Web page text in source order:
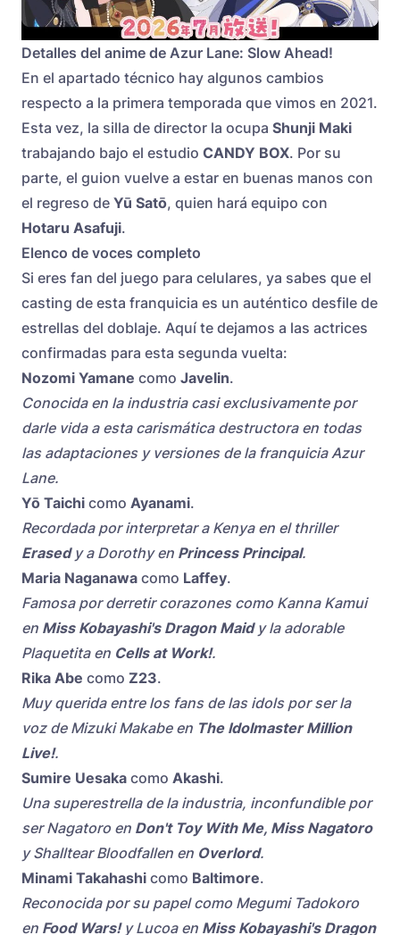
Detalles del anime de Azur Lane: Slow Ahead!
En el apartado técnico hay algunos cambios
respecto a la primera temporada que vimos en 2021.
Esta vez, la silla de director la ocupa Shunji Maki
trabajando bajo el estudio CANDY BOX. Por su
parte, el guion vuelve a estar en buenas manos con
el regreso de Yū Satō, quien hará equipo con
Hotaru Asafuji.
Elenco de voces completo
Si eres fan del juego para celulares, ya sabes que el
casting de esta franquicia es un auténtico desfile de
estrellas del doblaje. Aquí te dejamos a las actrices
confirmadas para esta segunda vuelta:
Nozomi Yamane como Javelin.
Conocida en la industria casi exclusivamente por
darle vida a esta carismática destructora en todas
las adaptaciones y versiones de la franquicia Azur
Lane.
Yō Taichi como Ayanami.
Recordada por interpretar a Kenya en el thriller
Erasedy a Dorothy en Princess Principal.
Maria Naganawa como Laffey.
Famosa por derretir corazones como Kanna Kamui
en Miss Kobayashi's Dragon Maidy la adorable
Plaquetita en Cells at Work!.
Rika Abe como Z23.
Muy querida entre los fans de las idols por ser la
voz de Mizuki Makabe en The Idolmaster Million
Live!.
Sumire Uesaka como Akashi.
Una superestrella de la industria, inconfundible por
ser Nagatoro en Don't Toy With Me, Miss Nagatoro
y Shalltear Bloodfallen en Overlord.
Minami Takahashi como Baltimore.
Reconocida por su papel como Megumi Tadokoro
en Food Wars!y Lucoa en Miss Kobayashi's Dragon